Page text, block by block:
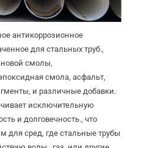
антикоррозионное
для стальных труб.,
смолы,
смола, асфальт,
и различные добавки.
исключительную
и долговечность., что
для сред, где стальные трубы